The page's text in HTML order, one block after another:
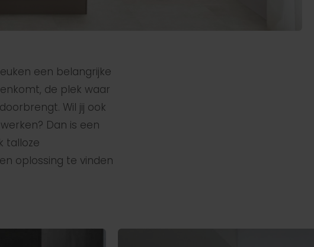
een belangrijke
de plek waar
Wil jij ook
Dan is een
talloze
oplossing te vinden